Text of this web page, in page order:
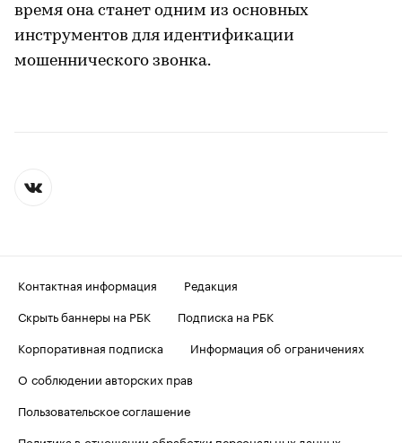
время она станет одним из основных
инструментов для идентификации
мошеннического звонка.
Контактная информация
Редакция
Скрыть баннеры на РБК
Подписка на РБК
Корпоративная подписка
Информация об ограничениях
О соблюдении авторских прав
Пользовательское соглашение